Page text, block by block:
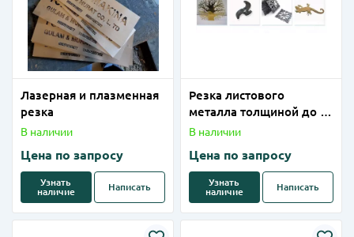
Лазерная и плазменная
резка
В наличии
Цена по запросу
Узнать
наличие
Написать
Резка листового
металла толщиной до 1-
14мм ( чёрная сталь) на
В наличии
Цена по запросу
Узнать
наличие
Написать